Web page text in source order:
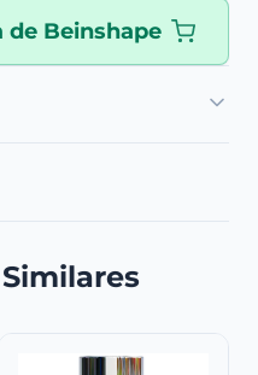
de Beinshape